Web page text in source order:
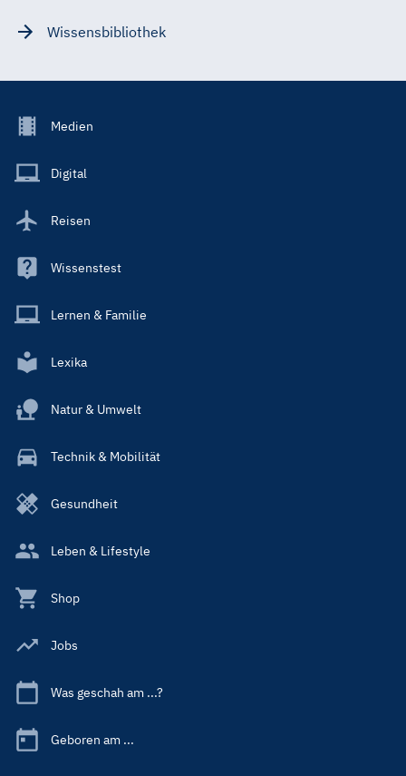
Wissensbibliothek
Footer
Main
Medien
Digital
Reisen
Wissenstest
Lernen & Familie
Lexika
Natur & Umwelt
Technik & Mobilität
Gesundheit
Leben & Lifestyle
Shop
Jobs
Was geschah am ...?
Geboren am ...